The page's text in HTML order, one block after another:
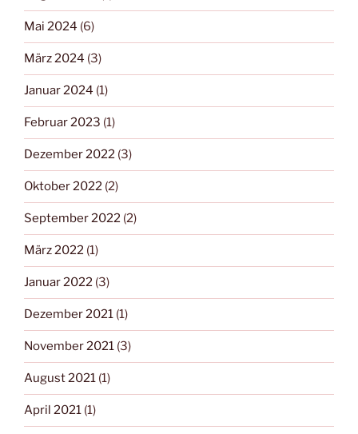
Mai 2024 (6)
März 2024 (3)
Januar 2024 (1)
Februar 2023 (1)
Dezember 2022 (3)
Oktober 2022 (2)
September 2022 (2)
März 2022 (1)
Januar 2022 (3)
Dezember 2021 (1)
November 2021 (3)
August 2021 (1)
April 2021 (1)